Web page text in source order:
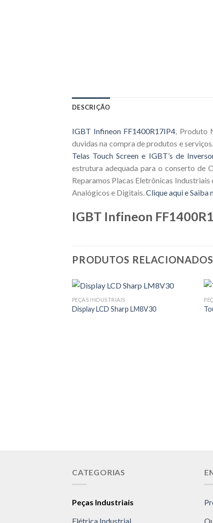
DESCRIÇÃO
IGBT Infineon FF1400R17IP4 ,
duvidas na compra de produtos e
Telas Touch Screen e IGBT’s de
estrutura adequada para o conserto de
Reparamos Placas Eletrônicas
Analógicos e Digitais. Clique aqui e Saiba
IGBT Infineon
PRODUTOS RELACIONADOS
PEÇAS INDUSTRIAIS
Display LCD Sharp LM8V30
CATEGORIAS
Peças Industriais
Elétrica Industrial